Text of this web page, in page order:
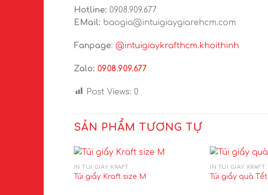
Hotline: 0908.909.677
EMail: baogia@intuigiaygiarehcm.com
Fanpage: @intuigiaykrafthcm.khoithinh
Zalo: 0908.909.677
Post Views: 0
SẢN PHẨM TƯƠNG TỰ
IN TÚI GIẤY KRAFT
Túi giấy Kraft size M
IN TÚI GIẤY KRAFT
Túi giấy quà Tết